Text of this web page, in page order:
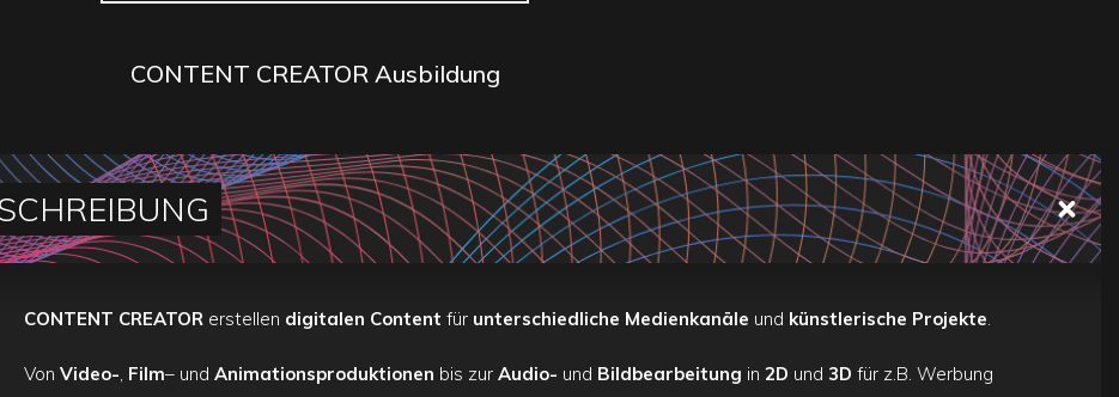
CONTENT CREATOR Ausbildung
CONTENT CREATOR erstellen digitalen Content für unterschiedliche Medienkanäle und künstlerische Projekte.
Von Video-, Film– und Animationsproduktionen bis zur Audio- und Bildbearbeitung in 2D und 3D für z.B. Werbung